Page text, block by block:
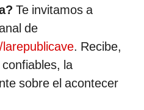
Te invitamos a
de
. Recibe,
la
sobre el acontecer